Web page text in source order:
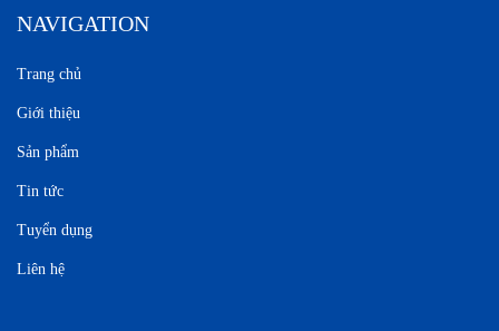
NAVIGATION
Trang chủ
Giới thiệu
Sản phẩm
Tin tức
Tuyển dụng
Liên hệ